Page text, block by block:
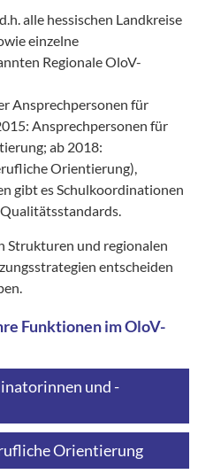
alle hessischen Landkreise
einzelne
Regionale OloV-
Ansprechpersonen für
Ansprechpersonen für
ab 2018:
Orientierung),
gibt es Schulkoordinationen
Strukturen und regionalen
entscheiden
Funktionen im OloV-
und -
Orientierung